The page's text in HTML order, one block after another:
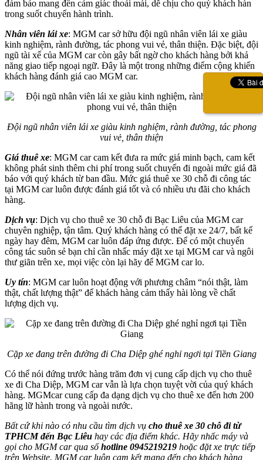
đảm bảo mang đến cảm giác thoải mái, dễ chịu cho quý khách hàn
trong suốt chuyến hành trình.
Nhân viên lái xe: MGM car sở hữu đội ngũ nhân viên lái xe giàu
kinh nghiệm, rành đường, tác phong vui vẻ, thân thiện. Đặc biệt, đội
ngũ tài xế của MGM car còn gây bất ngờ cho khách hàng bởi khả
năng giao tiếp ngoại ngữ. Đây là một trong những điểm cộng khiến
khách hàng đánh giá cao MGM car.
Đội ngũ nhân viên lái xe giàu kinh nghiệm, rành đường, tác phong
vui vẻ, thân thiện
Giá thuê xe: MGM car cam kết đưa ra mức giá minh bạch, cam kết
không phát sinh thêm chi phí trong suốt chuyến đi ngoài mức giá đã
báo với quý khách từ ban đầu. Mức giá thuê xe 30 chỗ đi công tác
tại MGM car luôn được đánh giá tốt và có nhiều ưu đãi cho khách
hàng.
Dịch vụ: Dịch vụ cho thuê xe 30 chỗ đi Bạc Liêu của MGM car
chuyên nghiệp, tận tâm. Quý khách hàng có thể đặt xe 24/7, bất kể
ngày hay đêm, MGM car luôn đáp ứng được. Để có một chuyến
công tác suôn sẻ bạn chỉ cần nhấc máy đặt xe tại MGM car và ngôi
thư giãn trên xe, mọi việc còn lại hãy để MGM car lo.
Uy tín: MGM car luôn hoạt động với phương châm “nói thật, làm
thật, chất lượng thật” để khách hàng cảm thấy hài lòng về chất
lượng dịch vụ.
Cặp xe đang trên đường đi Cha Diệp ghé nghỉ ngơi tại Tiền Giang
Có thể nói đứng trước hàng trăm đơn vị cung cấp dịch vụ cho thuê
xe đi Cha Diệp, MGM car vẫn là lựa chọn tuyệt vời của quý khách
hàng. MGMcar cung cấp đa dạng dịch vụ cho thuê xe đến hơn 200
hãng lữ hành trong và ngoài nước.
Bất cứ khi nào có nhu cầu tìm dịch vụ cho thuê xe 30 chỗ đi từ
TPHCM đến Bạc Liêu hay các địa điểm khác. Hãy nhấc máy và
gọi cho MGM car qua sốhotline 0945219219 hoặc đặt xe trực tiếp
trên Website. MGM car luôn cam kết mang đến cho khách hàng